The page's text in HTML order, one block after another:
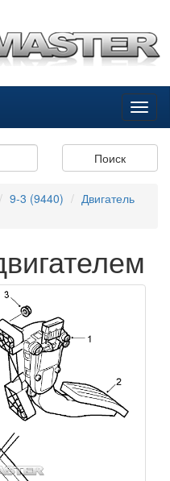
Поиск
9-3 (9440)
Двигатель